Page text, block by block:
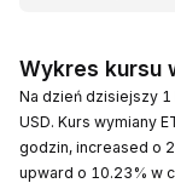
Wykres kursu
Na dzień dzisiejszy 1
USD. Kurs wymiany
godzin, increased o
upward o 10.23% w